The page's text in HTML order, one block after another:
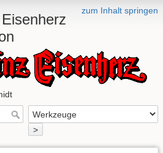
zum Inhalt springen
>